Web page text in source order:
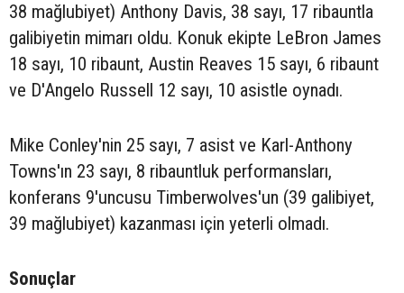
38 mağlubiyet) Anthony Davis, 38 sayı, 17 ribauntla
galibiyetin mimarı oldu. Konuk ekipte LeBron James
18 sayı, 10 ribaunt, Austin Reaves 15 sayı, 6 ribaunt
ve D'Angelo Russell 12 sayı, 10 asistle oynadı.
Mike Conley'nin 25 sayı, 7 asist ve Karl-Anthony
Towns'ın 23 sayı, 8 ribauntluk performansları,
konferans 9'uncusu Timberwolves'un (39 galibiyet,
39 mağlubiyet) kazanması için yeterli olmadı.
Sonuçlar